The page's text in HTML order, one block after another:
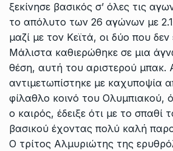
ξεκίνησε βασικός σ’ όλες τις
το απόλυτο των 26 αγώνων με
μαζί με τον Κεϊτά, οι δύο που δεν
Μάλιστα καθιερώθηκε σε μια
θέση, αυτή του αριστερού μπακ.
αντιμετωπίστηκε με καχυποψία
φίλαθλο κοινό του Ολυμπιακού,
ο καιρός, έδειξε ότι με το σπαθί
βασικού έχοντας πολύ καλή
Ο τρίτος Αλμυριώτης της